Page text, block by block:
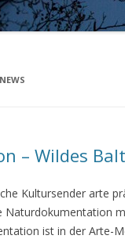
NEWS
– Wildes
Kultursender arte
Naturdokumentation
ist in der Arte-